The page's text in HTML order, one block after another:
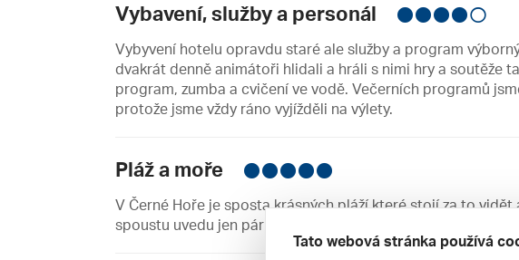
Vybavení, služby a personál
Vybyvení hotelu opravdu staré ale služby a program
dvakrát denně animátoři hlidali a hráli s nimi hry a soutěže
program, zumba a cvičení ve vodě. Večerních programů
protože jsme vždy ráno vyjížděli na výlety.
Pláž a moře
V Černé Hoře je sposta krásných pláží které stojí za to
spoustu uvedu jen pár například pláž Kamenovo, pláž Dobrá
Tato webová stránka používá